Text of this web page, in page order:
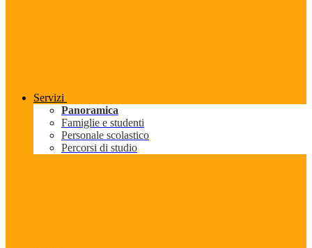
Servizi
Panoramica
Famiglie e studenti
Personale scolastico
Percorsi di studio